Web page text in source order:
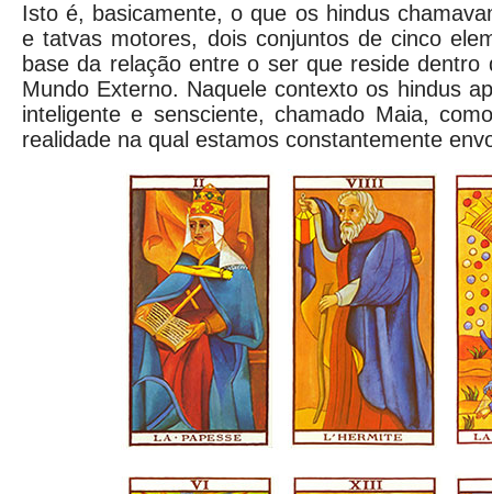
Isto é, basicamente, o que os hindus
e tatvas motores, dois conjuntos de cinco
base da relação entre o ser que reside
Mundo Externo. Naquele contexto os hindus
inteligente e sensciente, chamado Maia,
realidade na qual estamos constantemente